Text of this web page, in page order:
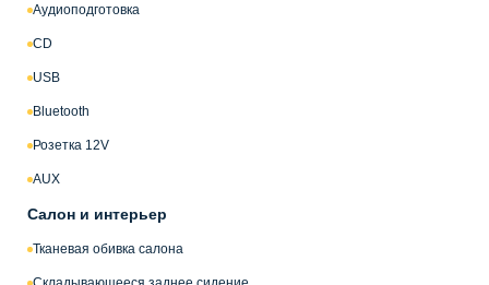
Аудиоподготовка
CD
USB
Bluetooth
Розетка 12V
AUX
Салон и интерьер
Тканевая обивка салона